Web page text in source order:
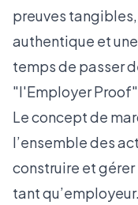
preuves
authentique et
temps de passer
"l'Employer
Le concept de
l’ensemble des
construire et gérer
tant